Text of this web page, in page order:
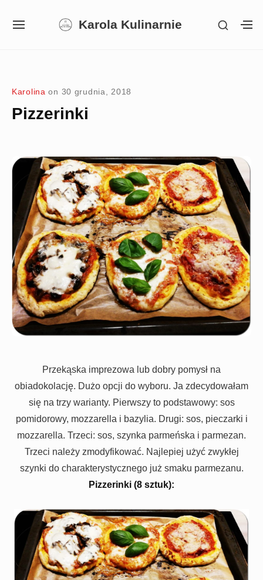
Karola Kulinarnie
SITE
SHOW
Karolina on 30 grudnia, 2018
Pizzerinki
Przekąska imprezowa lub dobry pomysł na
obiadokolację. Dużo opcji do wyboru. Ja zdecydowałam
się na trzy warianty. Pierwszy to podstawowy: sos
pomidorowy, mozzarella i bazylia. Drugi: sos, pieczarki i
mozzarella. Trzeci: sos, szynka parmeńska i parmezan.
Trzeci należy zmodyfikować. Najlepiej użyć zwykłej
szynki do charakterystycznego już smaku parmezanu.
Pizzerinki (8 sztuk):